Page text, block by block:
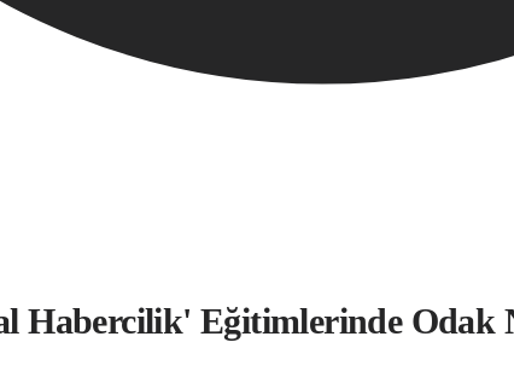
Habercilik' Eğitimlerinde Odak